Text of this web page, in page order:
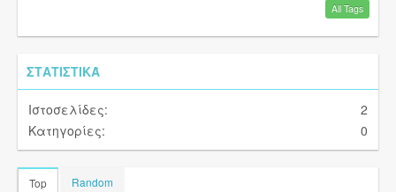
All Tags
ΣΤΑΤΙΣΤΙΚΆ
Ιστοσελίδες:
2
Κατηγορίες:
0
Top Random